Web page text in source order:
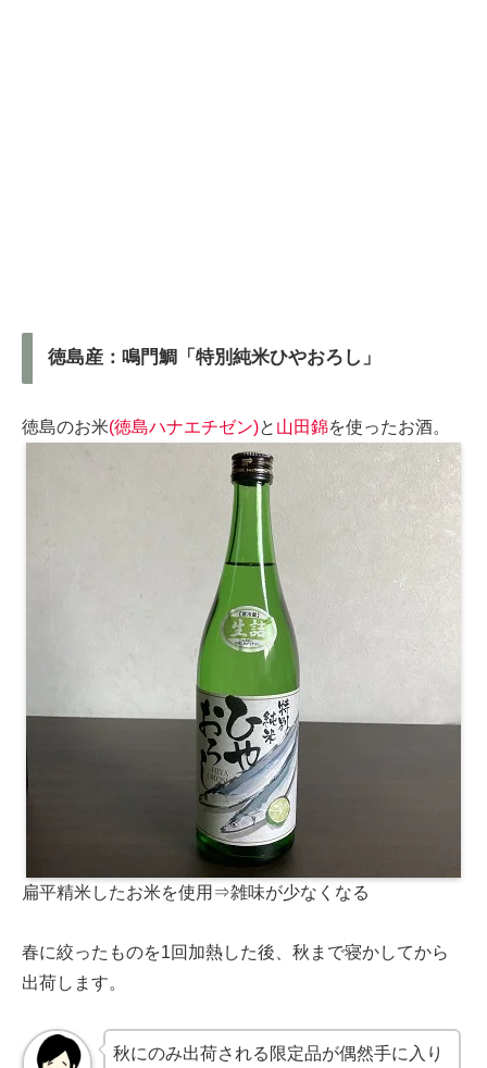
徳島産：鳴門鯛「特別純米ひやおろし」
徳島のお米(徳島ハナエチゼン)と 山田錦を使ったお酒。
扁平精米したお米を使用⇒雑味が少なくなる
春に絞ったものを1回加熱した後、秋まで寝かしてから
出荷します。
秋にのみ出荷される限定品が偶然手に入り